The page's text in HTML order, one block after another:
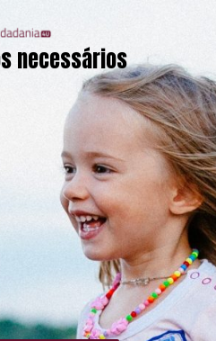
necessários